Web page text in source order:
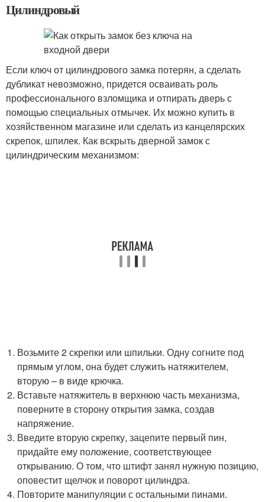
Цилиндровый
Если ключ от цилиндрового замка потерян, а сделать
дубликат невозможно, придется осваивать роль
профессионального взломщика и отпирать дверь с
помощью специальных отмычек. Их можно купить в
хозяйственном магазине или сделать из канцелярских
скрепок, шпилек. Как вскрыть дверной замок с
цилиндрическим механизмом:
Возьмите 2 скрепки или шпильки. Одну согните под
прямым углом, она будет служить натяжителем,
вторую – в виде крючка.
Вставьте натяжитель в верхнюю часть механизма,
поверните в сторону открытия замка, создав
напряжение.
Введите вторую скрепку, зацепите первый пин,
придайте ему положение, соответствующее
открыванию. О том, что штифт занял нужную позицию,
оповестит щелчок и поворот цилиндра.
Повторите манипуляции с остальными пинами.